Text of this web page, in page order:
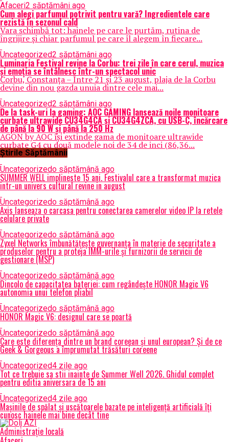
Afaceri2 săptămâni ago
Cum alegi parfumul potrivit pentru vară? Ingredientele care
rezistă în sezonul cald
Vara schimbă tot: hainele pe care le purtăm, rutina de
îngrijire și chiar parfumul pe care îl alegem în fiecare...
Uncategorized2 săptămâni ago
Luminaria Festival revine la Corbu: trei zile în care cerul, muzica
și emoția se întâlnesc într-un spectacol unic
Corbu, Constanța – Între 21 și 23 august, plaja de la Corbu
devine din nou gazda unuia dintre cele mai...
Uncategorized2 săptămâni ago
De la task-uri la gaming: AOC GAMING lansează noile monitoare
curbate ultrawide CU34G4CA și CU34G4ZCA, cu USB-C, încărcare
de până la 90 W și până la 250 Hz
AGON by AOC își extinde gama de monitoare ultrawide
curbate G4 cu două modele noi de 34 de inci (86,36...
Știrile Săptămânii
Uncategorizedo săptămână ago
SUMMER WELL implineste 15 ani. Festivalul care a transformat muzica
intr-un univers cultural revine in august
Uncategorizedo săptămână ago
Axis lanseaza o carcasa pentru conectarea camerelor video IP la retele
celulare private
Uncategorizedo săptămână ago
Zyxel Networks îmbunătățește guvernanța în materie de securitate a
produselor pentru a proteja IMM-urile și furnizorii de servicii de
gestionare (MSP)
Uncategorizedo săptămână ago
Dincolo de capacitatea bateriei: cum regândește HONOR Magic V6
autonomia unui telefon pliabil
Uncategorizedo săptămână ago
HONOR Magic V6: designul care se poartă
Uncategorizedo săptămână ago
Care este diferența dintre un brand coreean și unul european? Și de ce
Geek & Gorgeous a împrumutat trăsături coreene
Uncategorized4 zile ago
Tot ce trebuie sa stii inainte de Summer Well 2026. Ghidul complet
pentru editia aniversara de 15 ani
Uncategorized4 zile ago
Mașinile de spălat și uscătoarele bazate pe inteligență artificială îți
cunosc hainele mai bine decât tine
Administrație locală